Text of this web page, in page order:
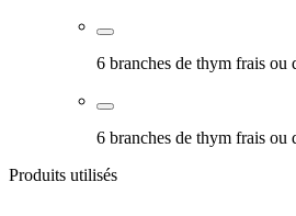
6 branches de thym frais ou
6 branches de thym frais ou
Produits utilisés